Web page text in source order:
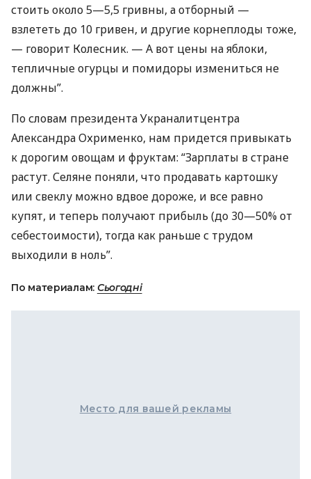
стоить около 5—5,5 гривны, а отборный —
взлететь до 10 гривен, и другие корнеплоды тоже,
— говорит Колесник. — А вот цены на яблоки,
тепличные огурцы и помидоры измениться не
должны”.
По словам президента Украналитцентра
Александра Охрименко, нам придется привыкать
к дорогим овощам и фруктам: “Зарплаты в стране
растут. Селяне поняли, что продавать картошку
или свеклу можно вдвое дороже, и все равно
купят, и теперь получают прибыль (до 30—50% от
себестоимости), тогда как раньше с трудом
выходили в ноль”.
По материалам: Сьогодні
Место для вашей рекламы